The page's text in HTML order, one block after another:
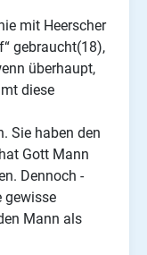
mit Heerscher
gebraucht(18),
überhaupt,
diese
Sie haben den
Gott Mann
Dennoch -
gewisse
Mann als